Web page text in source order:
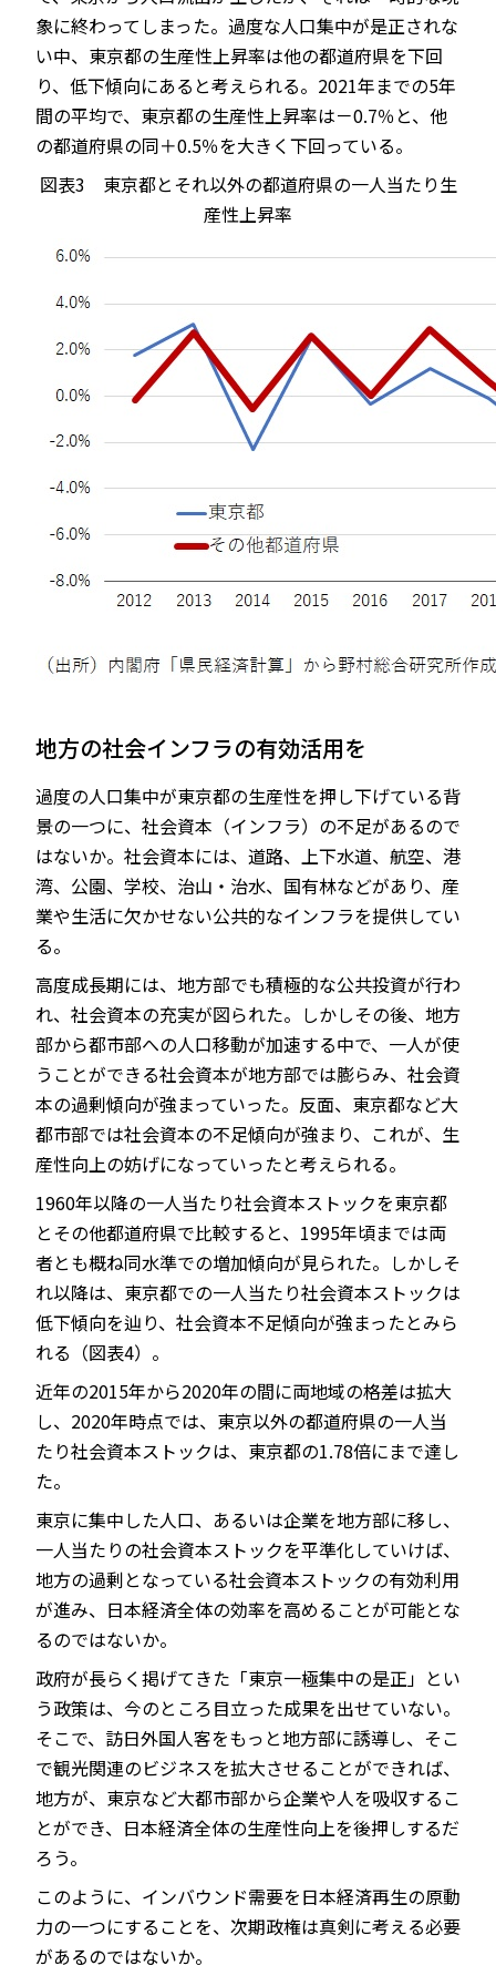
象に終わってしまった。過度な人口集中が是正されな
い中、東京都の生産性上昇率は他の都道府県を下回
り、低下傾向にあると考えられる。2021年までの5年
間の平均で、東京都の生産性上昇率は－0.7％と、他
の都道府県の同＋0.5％を大きく下回っている。
図表3 東京都とそれ以外の都道府県の一人当たり生
産性上昇率
地方の社会インフラの有効活用を
過度の人口集中が東京都の生産性を押し下げている背
景の一つに、社会資本（インフラ）の不足があるので
はないか。社会資本には、道路、上下水道、航空、港
湾、公園、学校、治山・治水、国有林などがあり、産
業や生活に欠かせない公共的なインフラを提供してい
る。
高度成長期には、地方部でも積極的な公共投資が行わ
れ、社会資本の充実が図られた。しかしその後、地方
部から都市部への人口移動が加速する中で、一人が使
うことができる社会資本が地方部では膨らみ、社会資
本の過剰傾向が強まっていった。反面、東京都など大
都市部では社会資本の不足傾向が強まり、これが、生
産性向上の妨げになっていったと考えられる。
1960年以降の一人当たり社会資本ストックを東京都
とその他都道府県で比較すると、1995年頃までは両
者とも概ね同水準での増加傾向が見られた。しかしそ
れ以降は、東京都での一人当たり社会資本ストックは
低下傾向を辿り、社会資本不足傾向が強まったとみら
れる（図表4）。
近年の2015年から2020年の間に両地域の格差は拡大
し、2020年時点では、東京以外の都道府県の一人当
たり社会資本ストックは、東京都の1.78倍にまで達し
た。
東京に集中した人口、あるいは企業を地方部に移し、
一人当たりの社会資本ストックを平準化していけば、
地方の過剰となっている社会資本ストックの有効利用
が進み、日本経済全体の効率を高めることが可能とな
るのではないか。
政府が長らく掲げてきた「東京一極集中の是正」とい
う政策は、今のところ目立った成果を出せていない。
そこで、訪日外国人客をもっと地方部に誘導し、そこ
で観光関連のビジネスを拡大させることができれば、
地方が、東京など大都市部から企業や人を吸収するこ
とができ、日本経済全体の生産性向上を後押しするだ
ろう。
このように、インバウンド需要を日本経済再生の原動
力の一つにすることを、次期政権は真剣に考える必要
があるのではないか。